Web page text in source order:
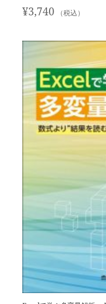
¥3,740 （税込）